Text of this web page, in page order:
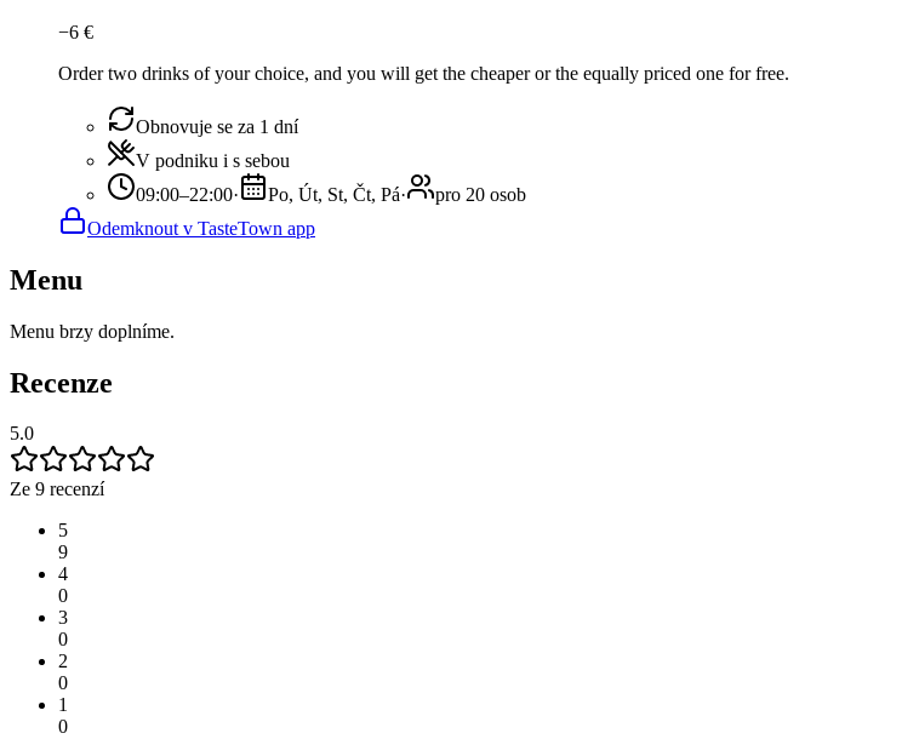
−6 €
Order two drinks of your choice, and you will get the cheaper or the equally priced one for free.
Obnovuje se za 1 dní
V podniku i s sebou
09:00–22:00· Po, Út, St, Čt, Pá·
pro 20 osob
Odemknout v TasteTown app
Menu
Menu brzy doplníme.
Recenze
5.0
Ze 9 recenzí
5
9
4
0
3
0
2
0
1
0